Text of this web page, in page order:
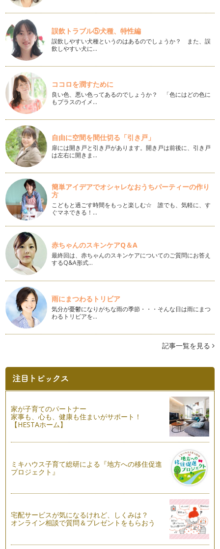
あじさいの子ども用ブーケの作り方
ジューンブライドの花嫁さまにも人気のお花、あじさい。 今
回はアーティフィシャルフラ…
初夏のあじさいツリーの作り方
ツリーといえば冬のクリスマスツリーを連想しますが今回は初
夏のあじさいで作る爽やかなツリーを…
お花のヘアバンドの作り方
女の子のお洒落にかかせないカチューシャや髪飾り。 今回は
赤ちゃんにも優しく使える伸…
春色のアジサイリース
お花をお家に飾りたい！と思っても小さなお子様がいると飾る
場所に悩んでしまう事もありますよね…
和風の手まりブーケの作り方
はんなり着物にもぴったりの「和風手まりブーケ」。 和紐の
取っ手がついているのでお子…
春色の子どもブーケと花冠
黄色いポンポンのミモザや淡いピンクのお花。そんな春らしい
イメージのお花を束ねてブーケをつく…
さくら色の子ども用花冠の作り方
お店には春物も並びそろそろ春らしい色の出番ですね。 今回
は春らしいペールトーンで作…
ひな祭りのアレンジメント
３月３日はひな祭り。子どもたちのすこやかな成長を祈る「雛
祭り」の行事にぴったりのアレンジを…
春を呼ぶミモザの子どもブーケ
春を告げるお花として親しまれているミモザ。 イタリアでは
３月８日を「ミモザの日」と…
お花屋さんごっこ
「大人になったら何になる？」 の質問に数多く聞かれる職業
のひとつ、 「お花…
親子でお揃い。冬の親子リースの楽しみ方！
たくさんの木の実やコットンだけを集めて作る冬のリース。
あじさいのボールブーケの作り方
…
葉っぱで作る秋のこども花冠
誤飲トラブル⑤犬種、特性編
誤飲しやすい犬種というのはあるのでしょうか？ また、誤
飲しやすい犬に…
ココロを潤すために
良い色、悪い色ってあるのでしょうか？ 「色にはどの色に
もプラスのイメ…
自由に空間を間仕切る「引き戸」
扉には開き戸と引き戸があります。開き戸は前後に、引き戸
は左右に開きま…
簡単アイデアでオシャレなおうちパーティーの作り
方
こどもと過ごす時間をもっと楽しむ☆ 誰でも、気軽に、す
ぐマネできる！…
赤ちゃんのスキンケアQ＆A
最終回は、赤ちゃんのスキンケアについてのご質問にお答え
するQ&A形式…
雨にまつわるトリビア
気分が憂鬱になりがちな雨の季節・・・そんな日は雨にまつ
わるトリビアを…
記事一覧を見る
家が子育てのパートナー
家事も、心も、健康も住まいがサポート！
【HESTAホーム】
ミキハウス子育て総研による『地方への移住促進
プロジェクト』
宅配サービスが気になるけれど、しくみは？
オンライン相談で質問＆プレゼントをもらおう